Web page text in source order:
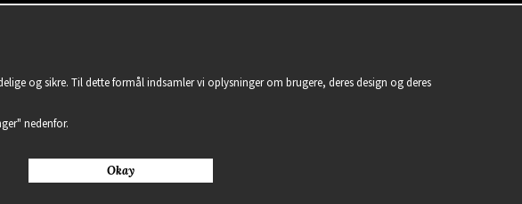
og sikre. Til dette formål indsamler vi oplysninger om brugere, deres design og deres
nedenfor.
Okay